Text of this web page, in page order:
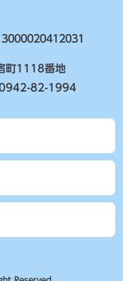
3000020412031
町1118番地
82-1994